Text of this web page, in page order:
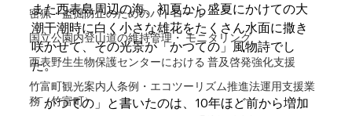
密猟・盗掘防止のためのパトロール
国立公園内登山道の維持管理・ モニタリング
西表野生生物保護センターにおける 普及啓発強化支援
竹富町観光案内人条例・エコツーリズム推進法運用支援業
務（竹富町）
また西表島周辺の海、初夏から盛夏にかけての大
潮干潮時に白く小さな雄花をたくさん水面に撒き
咲かせて、その光景が「かつての」風物詩でし
た。
「かつての」と書いたのは、10年ほど前から増加